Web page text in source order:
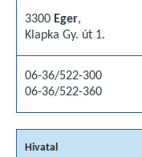
3300 Eger,
Klapka Gy. út 1.
06-36/522-300
06-36/522-360